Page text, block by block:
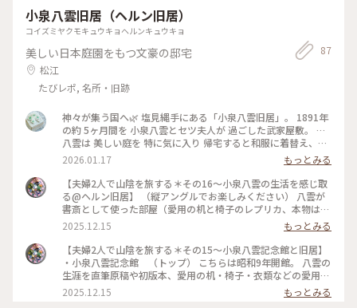
小泉八雲旧居（ヘルン旧居）
コイズミヤクモキュウキョヘルンキュウキョ
美しい日本庭園をもつ文豪の邸宅
松江
たびレポ, 名所・旧跡
87
神々が集う国へ🌿 塩見縄手にある「小泉八雲旧居」。 1891年
の約 5ヶ月間を 小泉八雲とセツ夫人が 過ごした武家屋敷。 …
八雲は 美しい庭を 特に気に入り 帰宅すると和服に着替え、三
方の庭を眺める 至福の時を過ごしました…ﾘｰﾌﾚｯﾄより。 八雲
が愛した日本の庭が 静かに美しく 息づいていました。。 ばけ
ばけで観る ヘブン先生とおトキさんの 楽しげな姿が重なり、
心温まるひとときでした。 #神々が集う国へ#松江#塩見縄手#
小泉八雲旧居#日本の庭#ばけばけ#ゆるり島根旅#開運旅 #こと
2026.01.17
もっとみる
【夫婦2人で山陰を旅する＊その16〜小泉八雲の生活を感じ取
る@ヘルン旧居】 （縦アングルでお楽しみください） 八雲が
書斎として使った部屋（愛用の机と椅子のレプリカ、本物は記
念館に展示）（トップ） 机も椅子も脚が長い特注サイズだっ
たそうです。 「平常心是道」（禅語：びょうじょうしんこれど
う、びょうじょうしんぜどう）の掛け軸がありました。（2枚
め） 「日常の平常心こそが悟りへの道である」という意味の
言葉です。 些細な出来事であっても、一喜一憂するのでなく、
と染みます（後でもっとじわじわ来ました） （3枚め）朝ドラ
2025.12.15
もっとみる
【夫婦2人で山陰を旅する＊その15〜小泉八雲記念館と旧居】
・小泉八雲記念館 （トップ） こちらは昭和9年開館。 八雲の
生涯を直筆原稿や初版本、愛用の机・椅子・衣類などの愛用し
ていた品物を中心に200数十点を展示しているそうです。（館
内撮影NG） 企画展では「小泉セツ〜ラフカディオ・ハーンの
2025.12.15 もっとみる